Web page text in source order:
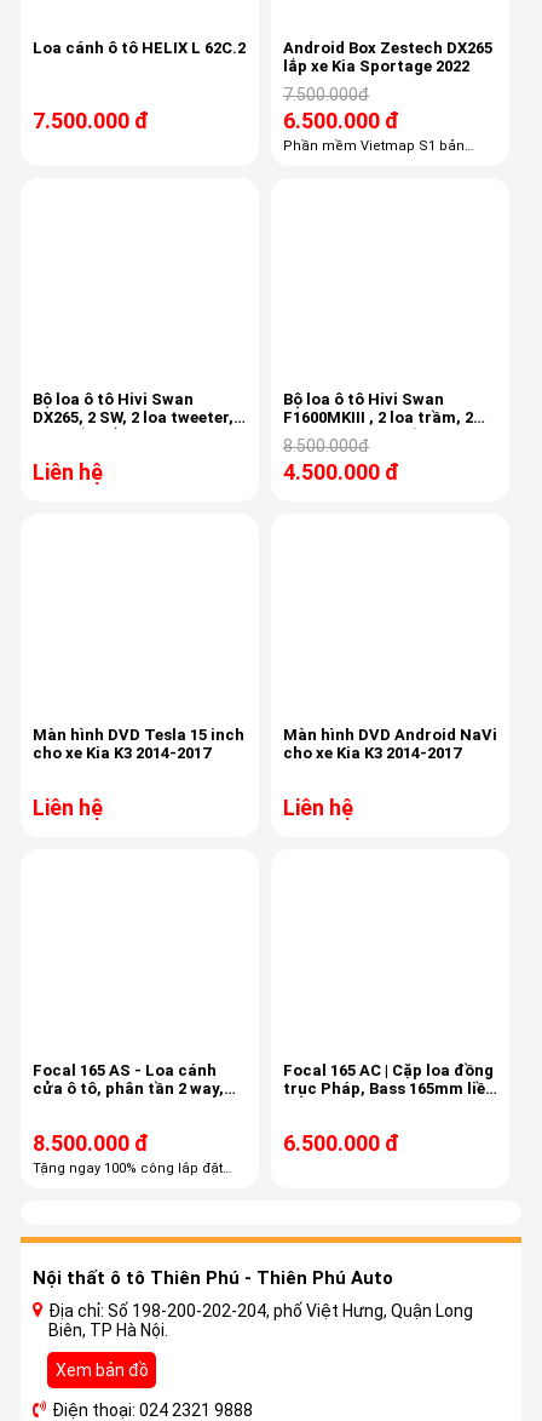
Loa cánh ô tô HELIX L 62C.2
7.500.000 đ
Android Box Zestech DX265
lắp xe Kia Sportage 2022
7.500.000đ
6.500.000 đ
Phần mềm Vietmap S1 bản
Bộ loa ô tô Hivi Swan
DX265, 2 SW, 2 loa tweeter, 2
Liên hệ
Bộ loa ô tô Hivi Swan
F1600MKIII , 2 loa trầm, 2
loa treb, 2 phân tần cao
cấp
8.500.000đ
4.500.000 đ
Màn hình DVD Tesla 15 inch
cho xe Kia K3 2014-2017
Liên hệ
Màn hình DVD Android NaVi
cho xe Kia K3 2014-2017
Liên hệ
Focal 165 AS - Loa cánh
cửa ô tô, phân tần 2 way,
8.500.000 đ
Tặng ngay 100% công lắp đặt
Focal 165 AC | Cặp loa đồng
trục Pháp, Bass 165mm liền
6.500.000 đ
Nội thất ô tô Thiên Phú - Thiên Phú Auto
Địa chỉ: Số 198-200-202-204, phố Việt Hưng, Quận Long
Biên, TP Hà Nội.
Xem bản đồ
Điện thoại: 024 2321 9888